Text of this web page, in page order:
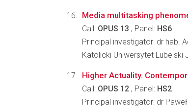
Media multitasking
Call: OPUS 13 , Panel: HS6
Principal investigator: dr hab.
Katolicki Uniwersytet Lubelski
Higher Actuality.
Call: OPUS 12 , Panel: HS2
Principal investigator: dr